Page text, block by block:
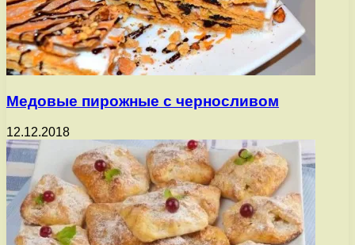
Медовые пирожные с черносливом
12.12.2018